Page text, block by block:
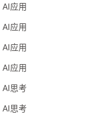
AI应用
AI应用
AI应用
AI应用
AI思考
AI思考